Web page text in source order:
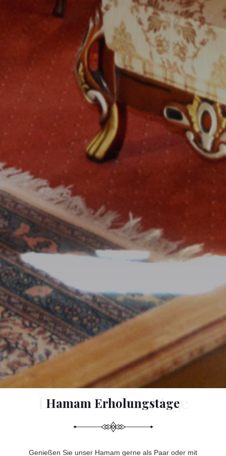
Hamam Erholungstage
Genießen Sie unser Hamam gerne als Paar oder mit